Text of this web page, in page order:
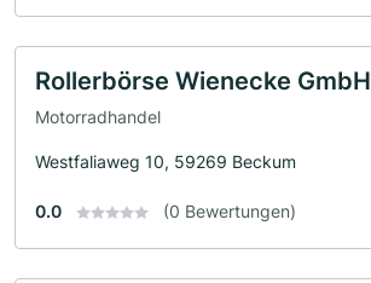
Rollerbörse Wienecke GmbH
Motorradhandel
Westfaliaweg 10, 59269 Beckum
0.0 (0 Bewertungen)